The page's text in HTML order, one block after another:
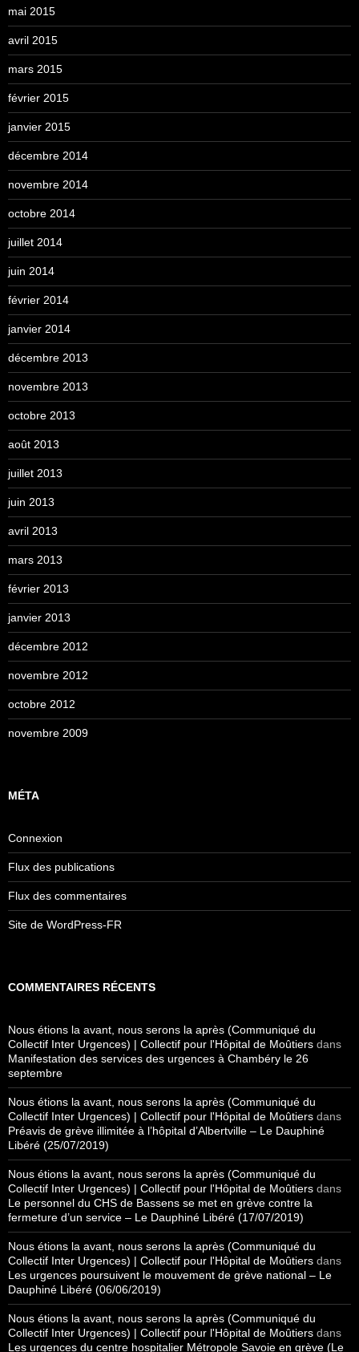
mai 2015
avril 2015
mars 2015
février 2015
janvier 2015
décembre 2014
novembre 2014
octobre 2014
juillet 2014
juin 2014
février 2014
janvier 2014
décembre 2013
novembre 2013
octobre 2013
août 2013
juillet 2013
juin 2013
avril 2013
mars 2013
février 2013
janvier 2013
décembre 2012
novembre 2012
octobre 2012
novembre 2009
MÉTA
Connexion
Flux des publications
Flux des commentaires
Site de WordPress-FR
COMMENTAIRES RÉCENTS
Nous étions la avant, nous serons la après (Communiqué du
Collectif Inter Urgences) | Collectif pour l'Hôpital de Moûtiers dans
Manifestation des services des urgences à Chambéry le 26
septembre
Nous étions la avant, nous serons la après (Communiqué du
Collectif Inter Urgences) | Collectif pour l'Hôpital de Moûtiers dans
Préavis de grève illimitée à l’hôpital d’Albertville – Le Dauphiné
Libéré (25/07/2019)
Nous étions la avant, nous serons la après (Communiqué du
Collectif Inter Urgences) | Collectif pour l'Hôpital de Moûtiers dans
Le personnel du CHS de Bassens se met en grève contre la
fermeture d’un service – Le Dauphiné Libéré (17/07/2019)
Nous étions la avant, nous serons la après (Communiqué du
Collectif Inter Urgences) | Collectif pour l'Hôpital de Moûtiers dans
Les urgences poursuivent le mouvement de grève national – Le
Dauphiné Libéré (06/06/2019)
Nous étions la avant, nous serons la après (Communiqué du
Collectif Inter Urgences) | Collectif pour l'Hôpital de Moûtiers dans
Les urgences du centre hospitalier Métropole Savoie en grève (Le